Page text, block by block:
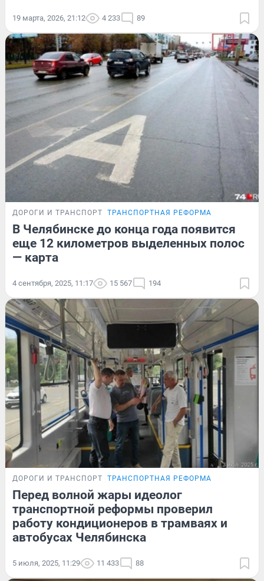
19 марта, 2026, 21:12 4 233 89
ДОРОГИ И ТРАНСПОРТ ТРАНСПОРТНАЯ РЕФОРМА
В Челябинске до конца года появится
еще 12 километров выделенных полос
— карта
4 сентября, 2025, 11:17 15 567 194
ДОРОГИ И ТРАНСПОРТ ТРАНСПОРТНАЯ РЕФОРМА
Перед волной жары идеолог
транспортной реформы проверил
работу кондиционеров в трамваях и
автобусах Челябинска
5 июля, 2025, 11:29 11 433 88